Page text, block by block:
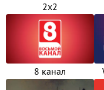
2х2
8 канал